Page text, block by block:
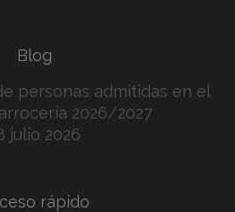
Blog
personas admitidas en el
2026/2027
julio 2026
rápido